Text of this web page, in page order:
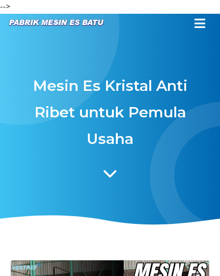
-->
Mesin Es Kristal Anti
Ribet untuk Pemula
Usaha